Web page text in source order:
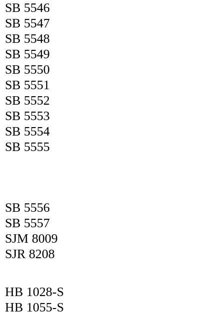
SB 5546
SB 5547
SB 5548
SB 5549
SB 5550
SB 5551
SB 5552
SB 5553
SB 5554
SB 5555
SB 5556
SB 5557
SJM 8009
SJR 8208
HB 1028-S
HB 1055-S